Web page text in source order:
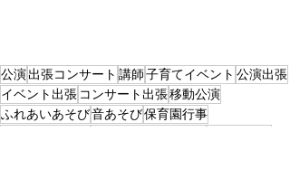
公演出張コンサート 講師子育てイベント 公演出張
イベント出張 コンサート出張移動公演
ふれあいあそび音あそび保育園行事